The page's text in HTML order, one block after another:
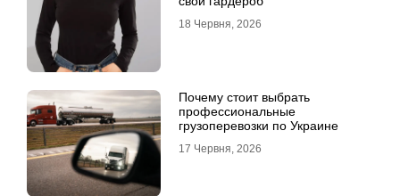
18 Червня, 2026
Почему стоит выбрать
профессиональные
грузоперевозки по Украине
17 Червня, 2026